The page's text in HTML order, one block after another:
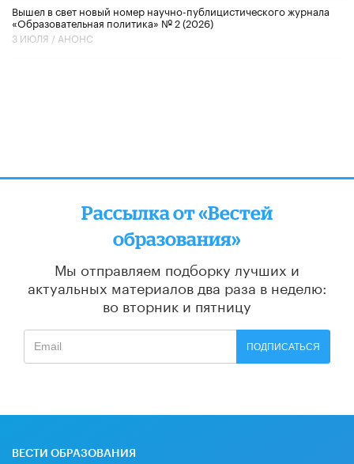
Вышел в свет новый номер научно-публицистического журнала
«Образовательная политика» № 2 (2026)
3 ИЮЛЯ / АНОНС
Рассылка от «Вестей
образования»
Мы отправляем подборку лучших и
актуальных материалов два раза в неделю:
во вторник и пятницу
ПОДПИСАТЬСЯ
ВЕСТИ ОБРАЗОВАНИЯ